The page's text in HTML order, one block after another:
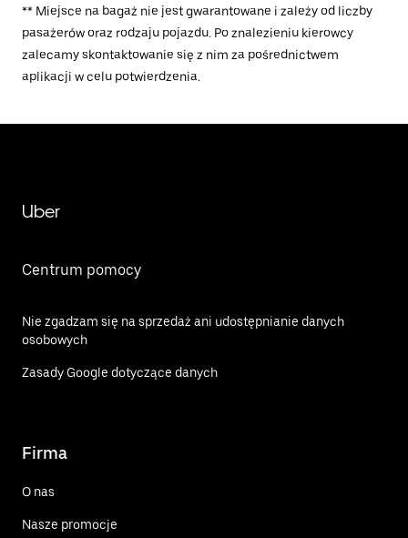
** Miejsce na bagaż nie jest gwarantowane i zależy od liczby
pasażerów oraz rodzaju pojazdu. Po znalezieniu kierowcy
zalecamy skontaktowanie się z nim za pośrednictwem
aplikacji w celu potwierdzenia.
Uber
Centrum pomocy
Nie zgadzam się na sprzedaż ani udostępnianie danych
osobowych
Zasady Google dotyczące danych
Firma
O nas
Nasze promocje